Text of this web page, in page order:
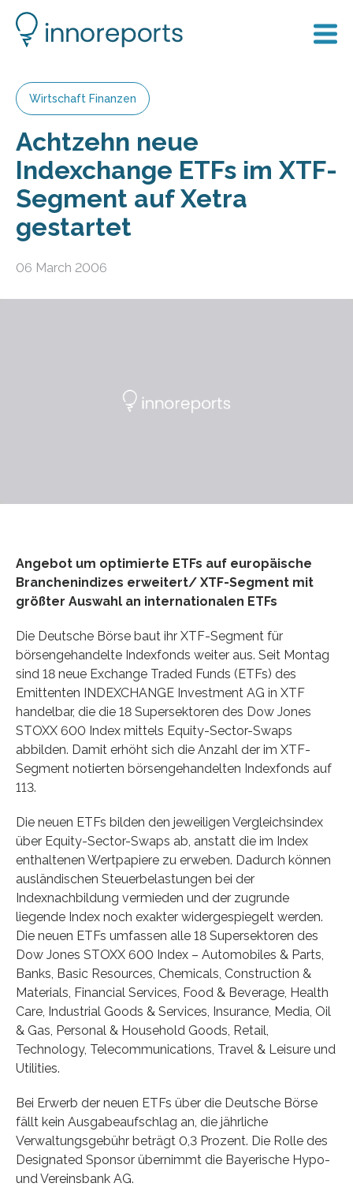
Wirtschaft Finanzen
Achtzehn neue
Indexchange ETFs im XTF-
Segment auf Xetra
gestartet
06 March 2006
Angebot um optimierte ETFs auf europäische
Branchenindizes erweitert/ XTF-Segment mit
größter Auswahl an internationalen ETFs
Die Deutsche Börse baut ihr XTF-Segment für
börsengehandelte Indexfonds weiter aus. Seit Montag
sind 18 neue Exchange Traded Funds (ETFs) des
Emittenten INDEXCHANGE Investment AG in XTF
handelbar, die die 18 Supersektoren des Dow Jones
STOXX 600 Index mittels Equity-Sector-Swaps
abbilden. Damit erhöht sich die Anzahl der im XTF-
Segment notierten börsengehandelten Indexfonds auf
113.
Die neuen ETFs bilden den jeweiligen Vergleichsindex
über Equity-Sector-Swaps ab, anstatt die im Index
enthaltenen Wertpapiere zu erweben. Dadurch können
ausländischen Steuerbelastungen bei der
Indexnachbildung vermieden und der zugrunde
liegende Index noch exakter widergespiegelt werden.
Die neuen ETFs umfassen alle 18 Supersektoren des
Dow Jones STOXX 600 Index – Automobiles & Parts,
Banks, Basic Resources, Chemicals, Construction &
Materials, Financial Services, Food & Beverage, Health
Care, Industrial Goods & Services, Insurance, Media, Oil
& Gas, Personal & Household Goods, Retail,
Technology, Telecommunications, Travel & Leisure und
Utilities.
Bei Erwerb der neuen ETFs über die Deutsche Börse
fällt kein Ausgabeaufschlag an, die jährliche
Verwaltungsgebühr beträgt 0,3 Prozent. Die Rolle des
Designated Sponsor übernimmt die Bayerische Hypo-
und Vereinsbank AG.